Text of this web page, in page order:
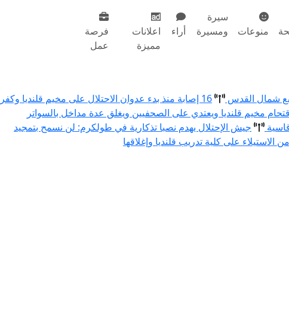
منوعات
سيرة
ومسيرة
أراء
اعلانات
مميزة
فرصة
عمل
شمال القدس
16 إصابة منذ بدء عدوان الاحتلال على مخيم قلنديا وكفر
مخيم قلنديا ويعتدي على الصحفيين ويغلق عدة مداخل بالسواتر
جيش الإحتلال يهدم نصبا تذكارية في طولكرم: لن نسمح بتمجيد
الاستيلاء على كلية تدريب قلنديا وإغلاقها